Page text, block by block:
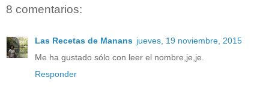
8 comentarios:
Las Recetas de Manans jueves, 19 noviembre, 2015
Me ha gustado sólo con leer el nombre,je,je.
Responder